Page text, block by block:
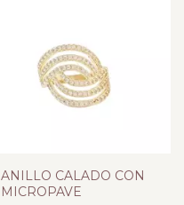
ANILLO CALADO CON
MICROPAVE